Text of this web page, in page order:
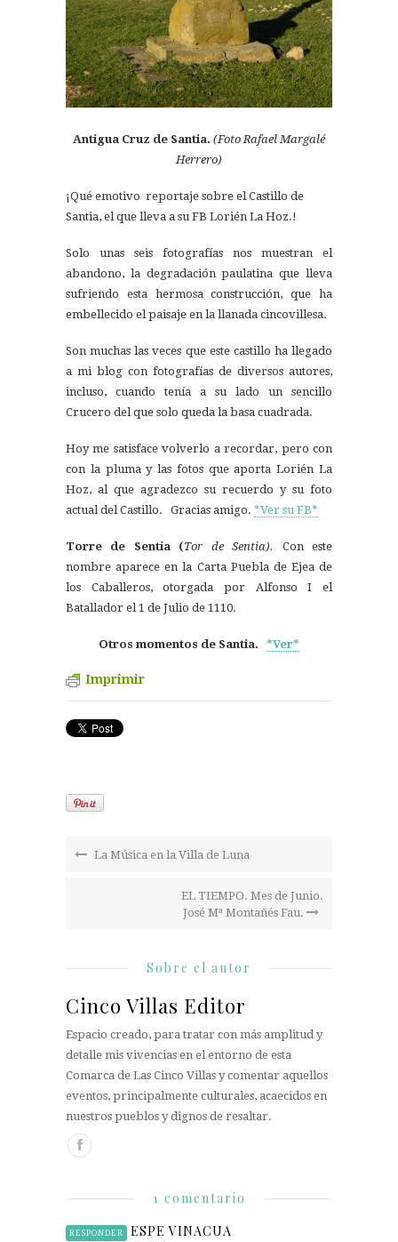
Antigua Cruz de Santia. (Foto Rafael Margalé
Herrero)
¡Qué emotivo reportaje sobre el Castillo de
Santia, el que lleva a su FB Lorién La Hoz.!
Solo unas seis fotografías nos muestran el
abandono, la degradación paulatina que lleva
sufriendo esta hermosa construcción, que ha
embellecido el paisaje en la llanada cincovillesa.
Son muchas las veces que este castillo ha llegado
a mi blog con fotografías de diversos autores,
incluso, cuando tenía a su lado un sencillo
Crucero del que solo queda la basa cuadrada.
Hoy me satisface volverlo a recordar, pero con
con la pluma y las fotos que aporta Lorién La
Hoz, al que agradezco su recuerdo y su foto
actual del Castillo. Gracias amigo. *Ver su FB*
Torre de Sentia (Tor de Sentia).
Con este
nombre aparece en la Carta Puebla de Ejea de
los Caballeros, otorgada por Alfonso I el
Batallador el 1 de Julio de 1110.
Otros momentos de Santia. *Ver*
Imprimir
La Música en la Villa de Luna
EL TIEMPO. Mes de Junio.
José Mª Montañés Fau.
Sobre el autor
Cinco Villas Editor
Espacio creado, para tratar con más amplitud y
detalle mis vivencias en el entorno de esta
Comarca de Las Cinco Villas y comentar aquellos
eventos, principalmente culturales, acaecidos en
nuestros pueblos y dignos de resaltar.
1 comentario
RESPONDER ESPE VINACUA